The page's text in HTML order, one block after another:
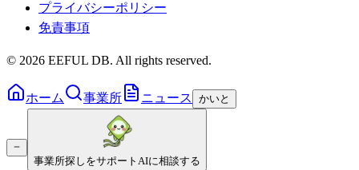
プライバシーポリシー
免責事項
© 2026 EEFUL DB. All rights reserved.
ホーム 事業所 ニュース かいと
事業所探しをサポート AIに相談する